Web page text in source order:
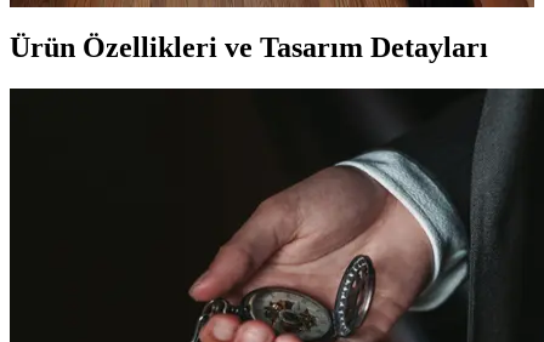
Ürün Özellikleri ve Tasarım Detayları